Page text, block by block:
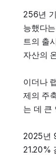
256년
능했다
트의 출
자산의
이더나
제의 주
는 데 큰
2025년
21.20%